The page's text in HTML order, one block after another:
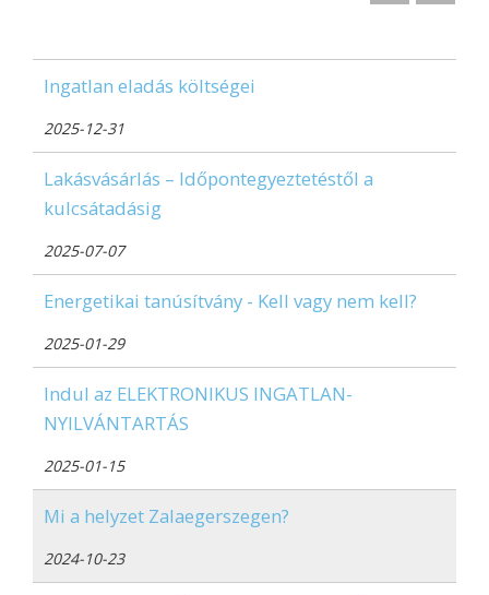
Ingatlan eladás költségei
2025-12-31
Lakásvásárlás – Időpontegyeztetéstől a
kulcsátadásig
2025-07-07
Energetikai tanúsítvány - Kell vagy nem kell?
2025-01-29
Indul az ELEKTRONIKUS INGATLAN-
NYILVÁNTARTÁS
2025-01-15
Mi a helyzet Zalaegerszegen?
2024-10-23